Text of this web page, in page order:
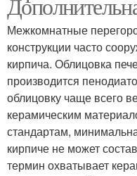
Керамические
Кирпич для наружных
стен
Межкомнатные
конструкции часто
кирпича. Облицовка
производится
облицовку чаще всего
керамическим
стандартам,
кирпиче не может
термин охватывает